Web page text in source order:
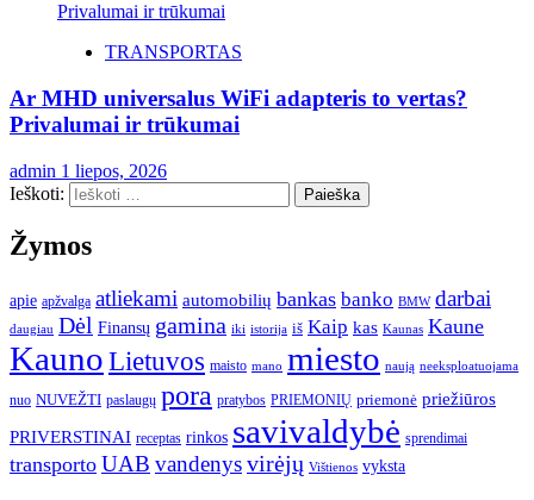
TRANSPORTAS
Ar MHD universalus WiFi adapteris to vertas?
Privalumai ir trūkumai
admin 1 liepos, 2026
Ieškoti:
Žymos
apie apžvalga atliekami automobilių bankas banko BMW darbai
daugiau Dėl Finansų gamina iki istorija iš Kaip kas Kaunas Kaune
KaunoLietuvos maisto mano miesto naują neeksploatuojama
nuo NUVEŽTI paslaugų pora pratybos PRIEMONIŲ priemonė priežiūros
PRIVERSTINAI receptas rinkos savivaldybė sprendimai
transporto UAB vandenysvirėjų Vištienos vyksta